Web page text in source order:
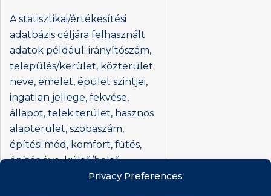
Privacy Preferences
A statisztikai/értékesítési
adatbázis céljára felhasznált
adatok például: irányítószám,
település/kerület, közterület
neve, emelet, épület szintjei,
ingatlan jellege, fekvése,
állapot, telek terület, hasznos
alapterület, szobaszám,
építési mód, komfort, fűtés,
építés éve, külső/belső
állapot, alaprajz, fényképek,